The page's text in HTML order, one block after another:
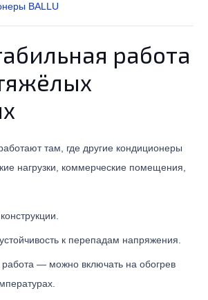
BALLU
работа
там, где другие кондиционеры
нагрузки, коммерческие помещения,
к перепадам напряжения.
— можно включать на обогрев